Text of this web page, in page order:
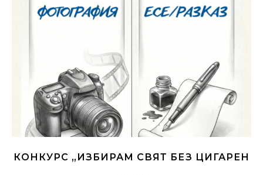
КОНКУРС „ИЗБИРАМ СВЯТ БЕЗ ЦИГАРЕН